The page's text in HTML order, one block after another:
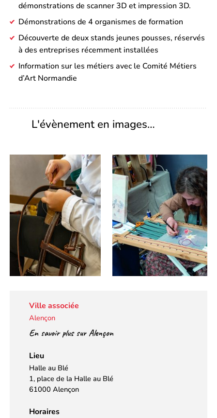
démonstrations de scanner 3D et impression 3D.
Démonstrations de 4 organismes de formation
Découverte de deux stands jeunes pousses, réservés
à des entreprises récemment installées
Information sur les métiers avec le Comité Métiers
d’Art Normandie
L'évènement en images…
Ville associée
Alençon
En savoir plus sur Alençon
Lieu
Halle au Blé
1, place de la Halle au Blé
61000 Alençon
Horaires